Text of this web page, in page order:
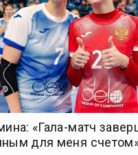
«Гала-матч
для меня